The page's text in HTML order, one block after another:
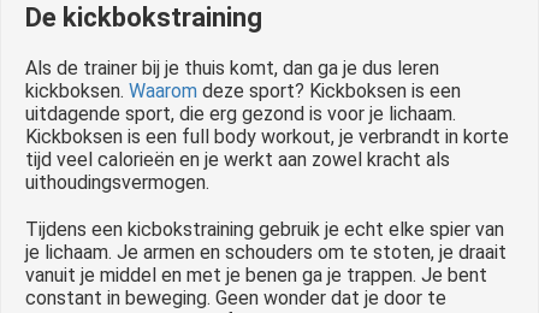
De kickbokstraining
Als de trainer bij je thuis komt, dan ga je dus leren
kickboksen. Waarom deze sport? Kickboksen is een
uitdagende sport, die erg gezond is voor je lichaam.
Kickboksen is een full body workout, je verbrandt in korte
tijd veel calorieën en je werkt aan zowel kracht als
uithoudingsvermogen.
Tijdens een kicbokstraining gebruik je echt elke spier van
je lichaam. Je armen en schouders om te stoten, je draait
vanuit je middel en met je benen ga je trappen. Je bent
constant in beweging. Geen wonder dat je door te